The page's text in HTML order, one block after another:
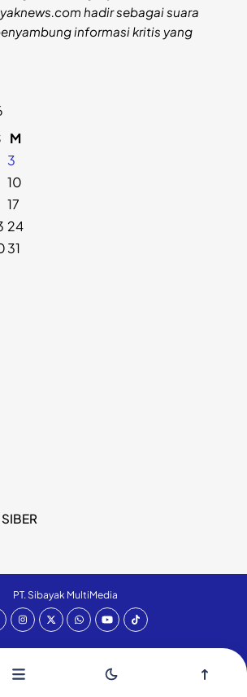
hadir sebagai suara
informasi kritis yang
M
3
10
17
24
31
PT. Sibayak MultiMedia